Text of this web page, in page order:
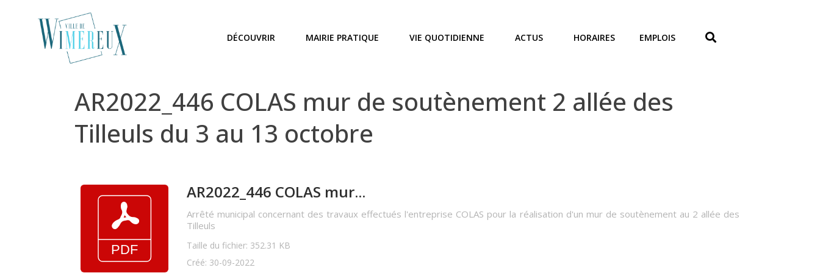
DÉCOUVRIR MAIRIE PRATIQUE VIE QUOTIDIENNE ACTUS HORAIRES EMPLOIS
AR2022_446 COLAS mur de soutènement 2 allée des
Tilleuls du 3 au 13 octobre
AR2022_446 COLAS mur...
Arrêté municipal concernant des travaux effectués l'entreprise COLAS pour la réalisation d'un mur de soutènement au 2 allée des
Tilleuls
Taille du fichier: 352.31 KB
Créé: 30-09-2022